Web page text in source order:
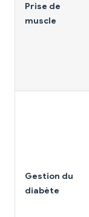
Prise de
muscle
Gestion du
diabète